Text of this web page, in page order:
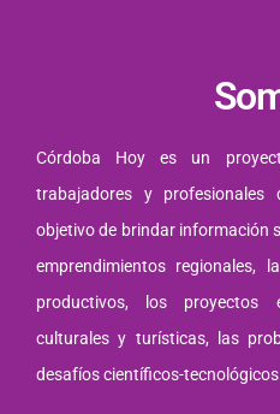
Córdoba Hoy es un
trabajadores y
objetivo de brindar información
emprendimientos regionales,
productivos, los proyectos
culturales y turísticas, las
desafíos científicos-